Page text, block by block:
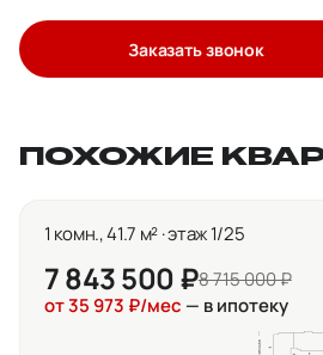
Заказать звонок
ПОХОЖИЕ
1 комн., 41.7 м² · этаж 1/25
7 843 500 ₽8 715 000 ₽
от 35 973 ₽/мес — в ипотеку